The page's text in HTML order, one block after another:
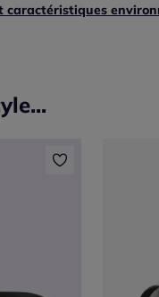
caractéristiques